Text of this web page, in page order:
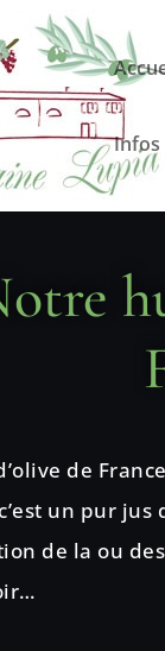
Infos
de
un pur
de la ou